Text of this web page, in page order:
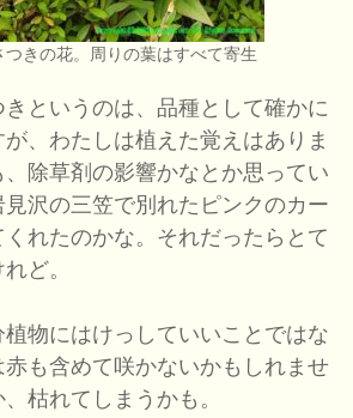
つきの花。周りの葉はすべて寄生
というのは、品種として確かに
、わたしは植えた覚えはありま
除草剤の影響かなとか思ってい
見沢の三笠で別れたピンクのカー
れたのかな。それだったらとて
ど。
物にはけっしていいことではな
赤も含めて咲かないかもしれませ
枯れてしまうかも。